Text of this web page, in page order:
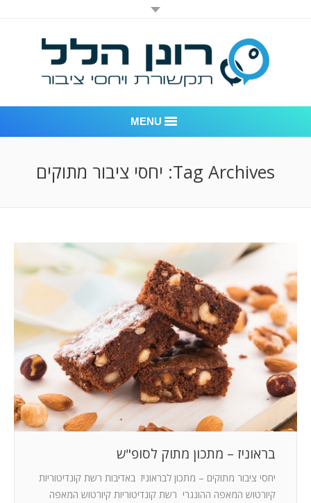
MENU
לקוחות – משרד יחסי ציבור רונן הלל
חדר חדשות
המלצות
ניהול מוניטין
צור קשר
Tag Archives: יחסי ציבור מתוקים
בראוניז – מתכון מתוק לסופ"ש
יחסי ציבור מתוקים – מתכון לבראוניז באדיבות רשת קונדיטוריות
קיורטוש המאפה ההונגרי רשת קונדיטוריות קיורטוש המאפה